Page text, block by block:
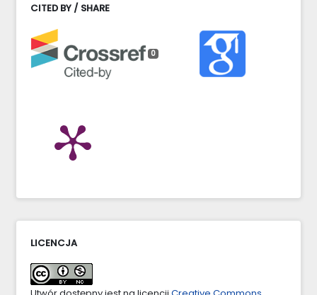
CITED BY / SHARE
0
LICENCJA